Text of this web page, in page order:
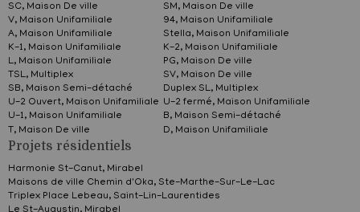
SC, Maison De ville
SM, Maison De ville
V, Maison Unifamiliale
94, Maison Unifamiliale
A, Maison Unifamiliale
Stella, Maison Unifamiliale
K-1, Maison Unifamiliale
K-2, Maison Unifamiliale
L, Maison Unifamiliale
PG, Maison De ville
TSL, Multiplex
SV, Maison De ville
SB, Maison Semi-détaché
Duplex SL, Multiplex
U-2 Ouvert, Maison Unifamiliale U-2 fermé, Maison Unifamiliale
U-1, Maison Unifamiliale
B, Maison Semi-détaché
T, Maison De ville
D, Maison Unifamiliale
Projets résidentiels
Harmonie St-Canut, Mirabel
Maisons de ville Chemin d'Oka,Ste-Marthe-Sur-Le-Lac
Triplex Place Lebeau,Saint-Lin-Laurentides